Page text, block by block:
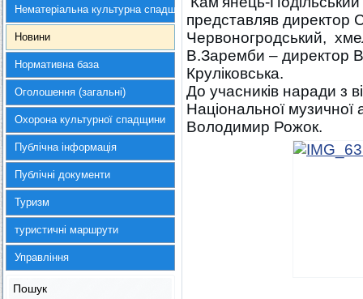
Нематеріальна культурна спадщина
Новини
Нормативна база
Оголошення (загальні)
Охорона культурної спадщини
Публічна інформація
Публічні документи
Туризм
туристичні маршрути
Управління
Пошук
представляв директор
Червоногродський,
В.Заремби – директор
Круліковська.
До учасників наради з
Національної музичної
Володимир Рожок.